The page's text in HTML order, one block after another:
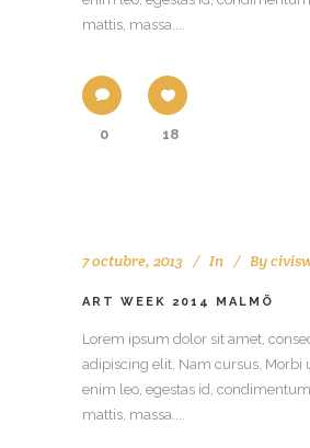
mattis, massa....
0 18
7 octubre, 2013 In By
ART WEEK 2014 MALMÖ
Lorem ipsum dolor sit amet,
adipiscing elit. Nam cursus. Morbi
enim leo, egestas id,
mattis, massa....